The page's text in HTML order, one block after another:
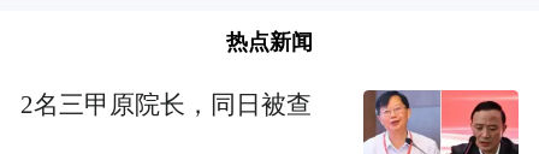
热点新闻
2名三甲原院长，同日被查